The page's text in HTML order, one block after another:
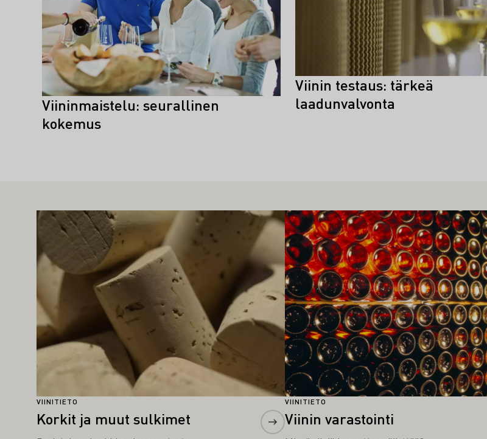
Viininmaistelu: seurallinen
kokemus
Viinin testaus: tärkeä
laadunvalvonta
MYÖS KIINNOSTAA SINUA
VIINITIETO
Korkit ja muut sulkimet
Lue lisää
VIINITIETO
Viinin varastointi
Lue lisää